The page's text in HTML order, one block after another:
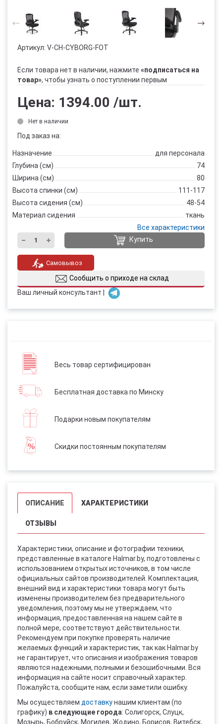
Артикул: V-CH-CYBORG-FOT
Если товара нет в наличии, нажмите «подписаться на
товар», чтобы узнать о поступлении первым
Цена: 1394.00 /шт.
Нет в наличии
Под заказ на:
Назначение
для персонала
Глубина (см)
74
Ширина (см)
80
Высота спинки (см)
111-117
Высота сидения (см)
48-54
Материал сидения
ткань
Все характеристики
Купить
Самовывоз
Сообщить о приходе на склад
Ваш личный консультант |
Весь товар сертифицирован
Бесплатная доставка по Минску
Подарки новым покупателям
Скидки постоянным покупателям
ОПИСАНИЕ ХАРАКТЕРИСТИКИ
ОТЗЫВЫ
Характеристики, описание и фотографии техники,
представленные в каталоге Halmar.by, подготовлены с
использованием открытых источников, в том числе
официальных сайтов производителей. Комплектация,
внешний вид и характеристики товара могут быть
изменены производителем без предварительного
уведомления, поэтому мы не утверждаем, что
информация, предоставленная на нашем сайте в
полной мере, соответствуют действительности.
Рекомендуем при покупке проверять наличие
желаемых функций и характеристик, так как Halmar.by
не гарантирует, что описания и изображения товаров
являются надежными, полными и безошибочными. Вся
информация на сайте носит справочный характер.
Пожалуйста, сообщите нам, если заметили ошибку.
Мы осуществляем доставкунашим клиентам (по
графику) в следующие города: Солигорск, Слуцк,
Мозырь, Бобруйск, Могилев, Жодино, Борисов, Витебск,